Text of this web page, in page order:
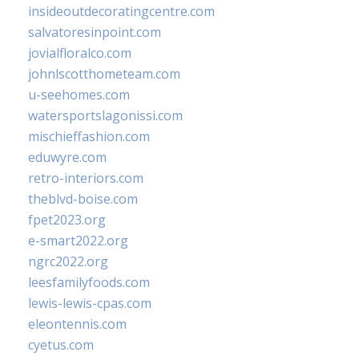
insideoutdecoratingcentre.com
salvatoresinpoint.com
jovialfloralco.com
johnlscotthometeam.com
u-seehomes.com
watersportslagonissi.com
mischieffashion.com
eduwyre.com
retro-interiors.com
theblvd-boise.com
fpet2023.org
e-smart2022.org
ngrc2022.org
leesfamilyfoods.com
lewis-lewis-cpas.com
eleontennis.com
cyetus.com